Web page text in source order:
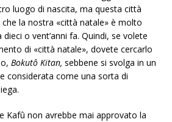
luogo di nascita, ma questa città
la nostra «città natale» è molto
o vent’anni fa. Quindi, se volete
di «città natale», dovete cercarlo
Bokutô Kitan, sebbene si svolga in un
considerata come una sorta di
Kafû non avrebbe mai approvato la